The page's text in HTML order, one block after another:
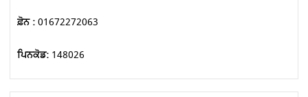
ਫ਼ੋਨ :01672272063
ਪਿਨਕੋਡ: 148026